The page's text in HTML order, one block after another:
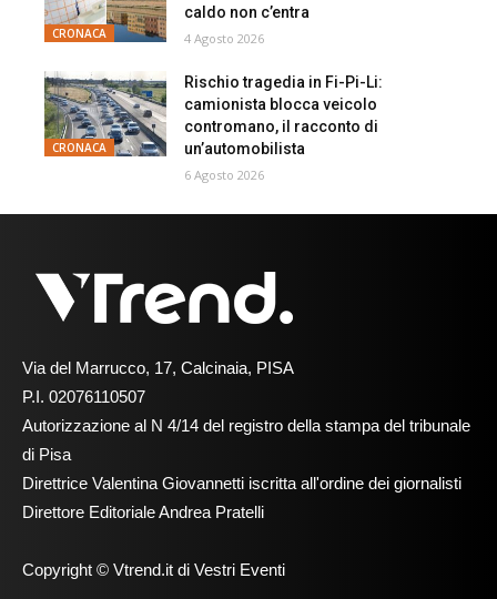
CRONACA
caldo non c’entra
4 Agosto 2026
CRONACA
Rischio tragedia in Fi-Pi-Li:
camionista blocca veicolo
contromano, il racconto di
un’automobilista
6 Agosto 2026
Via del Marrucco, 17, Calcinaia, PISA
P.I. 02076110507
Autorizzazione al N 4/14 del registro della stampa del tribunale
di Pisa
Direttrice Valentina Giovannetti iscritta all'ordine dei giornalisti
Direttore Editoriale Andrea Pratelli
Copyright © Vtrend.it di Vestri Eventi